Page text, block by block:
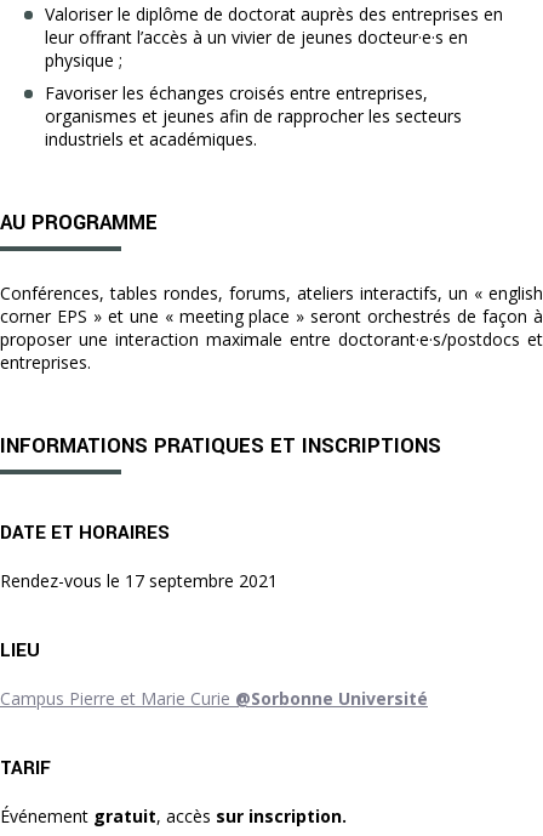
Valoriser le diplôme de doctorat auprès des entreprises en
leur offrant l’accès à un vivier de jeunes docteur·e·s en
physique ;
Favoriser les échanges croisés entre entreprises,
organismes et jeunes afin de rapprocher les secteurs
industriels et académiques.
AU PROGRAMME
Conférences, tables rondes, forums, ateliers interactifs, un « english
corner EPS » et une « meeting place » seront orchestrés de façon à
proposer une interaction maximale entre doctorant·e·s/postdocs et
entreprises.
INFORMATIONS PRATIQUES ET INSCRIPTIONS
DATE ET HORAIRES
Rendez-vous le 17 septembre 2021
LIEU
Campus Pierre et Marie Curie @Sorbonne Université
TARIF
Événement gratuit, accès sur inscription.